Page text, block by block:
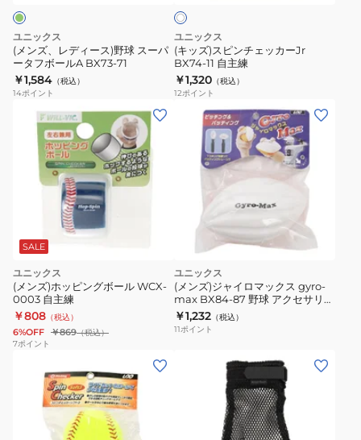
野
球
ス
ー
パ
BX73-
ユニックス
(メンズ、レディース)野球 スーパ
ータフボールA BX73-71
￥1,584 （税込）
14ポイント
ッ
カ
ー
Jr
BX74-
ユニックス
(キッズ)スピンチェッカーJr
BX74-11 自主練
￥1,320 （税込）
12ポイント
SALE
ユニックス
(メンズ)ホッピングボール WCX-
0003 自主練
￥808 （税込）
6%OFF ￥869（税込）
7ポイント
ユニックス
(メンズ)ジャイロマックス gyro-
max BX84-87 野球 アクセサリ
自主練
￥1,232 （税込）
11ポイント